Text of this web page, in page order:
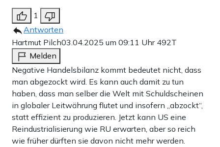
1
Antworten
Hartmut Pilch03.04.2025 um 09:11 Uhr 492T
Melden
Negative Handelsbilanz kommt bedeutet nicht, dass
man abgezockt wird. Es kann auch damit zu tun
haben, dass man selber die Welt mit Schuldscheinen
in globaler Leitwährung flutet und insofern „abzockt“,
statt effizient zu produzieren. Jetzt kann US eine
Reindustrialisierung wie RU erwarten, aber so reich
wie früher dürften sie davon nicht mehr werden.